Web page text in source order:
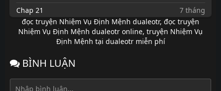
Chap 21
7 tháng
trước
Chap 20
7 tháng
Chap 19
Chap 18
đọc truyện Nhiệm Vụ Định Mệnh dualeotr, đọc truyện
Nhiệm Vụ Định Mệnh dualeotr online, truyện Nhiệm Vụ
Định Mệnh tại dualeotr miễn phí
BÌNH LUẬN